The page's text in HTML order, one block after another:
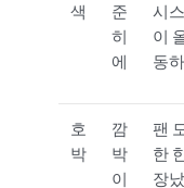
색
준
히
에
시
이
동
호
박
깜
박
이
팬
한
장